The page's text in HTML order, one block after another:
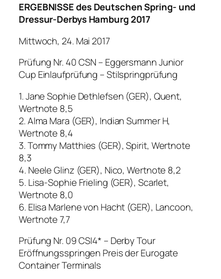
ERGEBNISSE des Deutschen Spring- und
Dressur-Derbys Hamburg 2017
Mittwoch, 24. Mai 2017
Prüfung Nr. 40 CSN – Eggersmann Junior
Cup Einlaufprüfung – Stilspringprüfung
1. Jane Sophie Dethlefsen (GER), Quent,
Wertnote 8,5
2. Alma Mara (GER), Indian Summer H,
Wertnote 8,4
3. Tommy Matthies (GER), Spirit, Wertnote
8,3
4. Neele Glinz (GER), Nico, Wertnote 8,2
5. Lisa-Sophie Frieling (GER), Scarlet,
Wertnote 8,0
6. Elisa Marlene von Hacht (GER), Lancoon,
Wertnote 7,7
Prüfung Nr. 09 CSI4* – Derby Tour
Eröffnungsspringen Preis der Eurogate
Container Terminals